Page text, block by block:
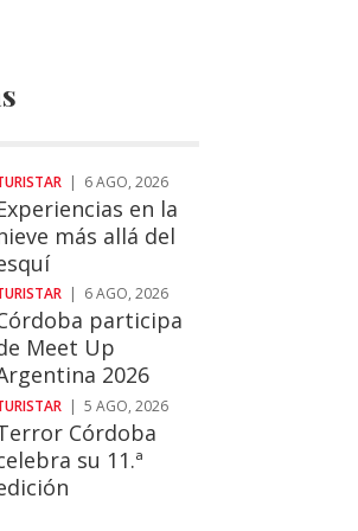
| 6 AGO, 2026
en la
más allá del
| 6 AGO, 2026
participa
Meet Up
2026
| 5 AGO, 2026
Córdoba
su 11.ª